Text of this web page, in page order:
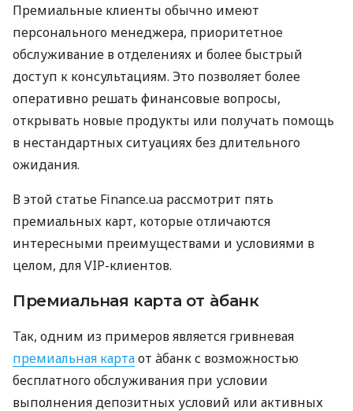
Премиальные клиенты обычно имеют
персонального менеджера, приоритетное
обслуживание в отделениях и более быстрый
доступ к консультациям. Это позволяет более
оперативно решать финансовые вопросы,
открывать новые продукты или получать помощь
в нестандартных ситуациях без длительного
ожидания.
В этой статье Finance.ua рассмотрит пять
премиальных карт, которые отличаются
интересными преимуществами и условиями в
целом, для VIP-клиентов.
Премиальная карта от àбанк
Так, одним из примеров является гривневая
премиальная картаот àбанк с возможностью
бесплатного обслуживания при условии
выполнения депозитных условий или активных